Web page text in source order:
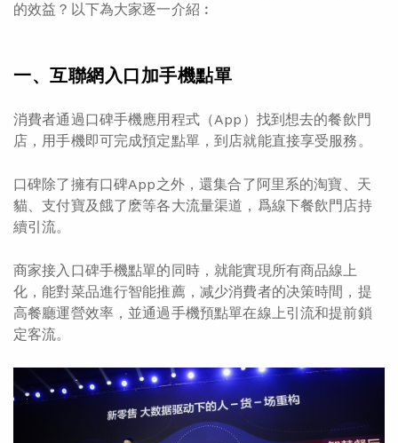
的效益？以下為大家逐一介紹︰
一、互聯網入口加手機點單
消費者通過口碑手機應用程式（App）找到想去的餐飲門
店，用手機即可完成預定點單，到店就能直接享受服務。
口碑除了擁有口碑App之外，還集合了阿里系的淘寶、天
貓、支付寶及餓了麽等各大流量渠道，爲線下餐飲門店持
續引流。
商家接入口碑手機點單的同時，就能實現所有商品線上
化，能對菜品進行智能推薦，减少消費者的决策時間，提
高餐廳運營效率，並通過手機預點單在線上引流和提前鎖
定客流。